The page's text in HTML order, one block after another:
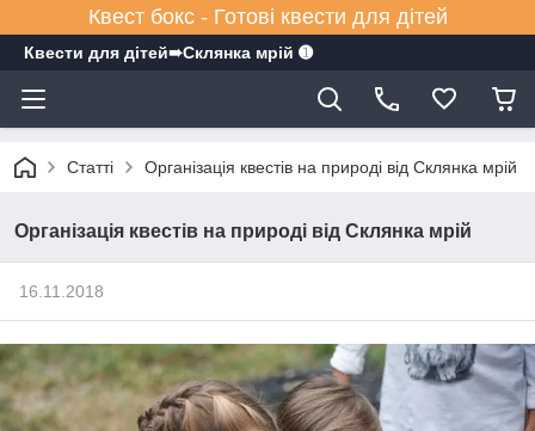
Квест бокс - Готові квести для дітей
Квести для дітей➠Склянка мрiй ➊
Статті Організація квестів на природі від Склянка мрій
Організація квестів на природі від Склянка мрій
16.11.2018